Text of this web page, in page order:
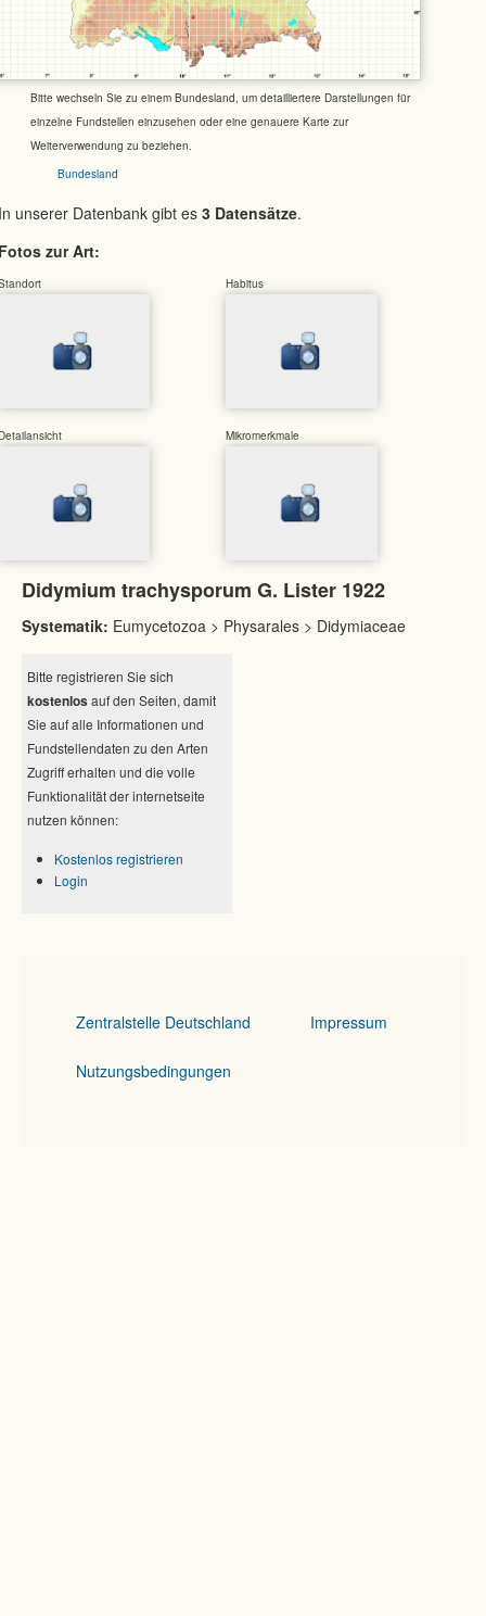
Bitte wechseln Sie zu einem Bundesland, um detailliertere Darstellungen für
einzelne Fundstellen einzusehen oder eine genauere Karte zur
Weiterverwendung zu beziehen.
Bundesland
unserer Datenbank gibt es 3 Datensätze.
zur Art:
Habitus
Mikromerkmale
Didymium trachysporum G. Lister 1922
Systematik: Eumycetozoa > Physarales > Didymiaceae
Bitte registrieren Sie sich
kostenlos auf den Seiten, damit
Sie auf alle Informationen und
Fundstellendaten zu den Arten
Zugriff erhalten und die volle
Funktionalität der internetseite
nutzen können:
Kostenlos registrieren
Login
Zentralstelle Deutschland Impressum
Nutzungsbedingungen